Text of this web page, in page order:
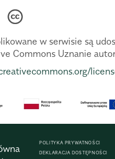
w serwisie są
Commons Uznanie
POLITYKA PRYWATNOŚCI
DEKLARACJA DOSTĘPNOŚCI